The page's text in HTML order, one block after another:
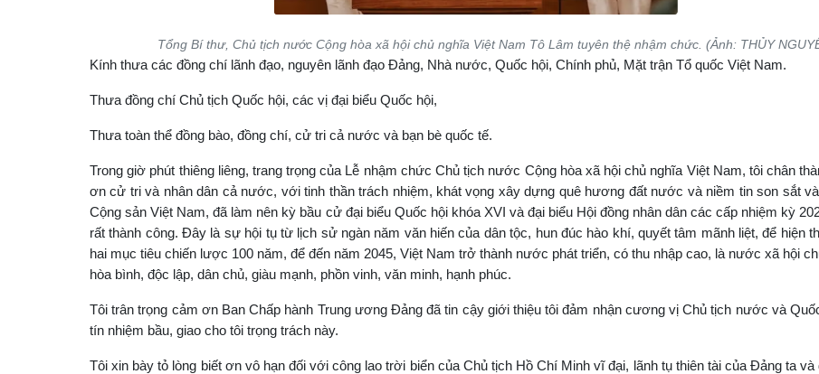
Tổng Bí thư, Chủ tịch nước Cộng hòa xã hội chủ nghĩa Việt Nam Tô Lâm tuyên thệ nhậm chức. (Ảnh: THỦY
Kính thưa các đồng chí lãnh đạo, nguyên lãnh đạo Đảng, Nhà nước, Quốc hội, Chính phủ, Mặt trận Tổ quốc Việt Nam.
Thưa đồng chí Chủ tịch Quốc hội, các vị đại biểu Quốc hội,
Thưa toàn thể đồng bào, đồng chí, cử tri cả nước và bạn bè quốc tế.
Trong giờ phút thiêng liêng, trang trọng của Lễ nhậm chức Chủ tịch nước Cộng hòa xã hội chủ nghĩa Việt Nam, tôi chân
ơn cử tri và nhân dân cả nước, với tinh thần trách nhiệm, khát vọng xây dựng quê hương đất nước và niềm tin son sắt
Cộng sản Việt Nam, đã làm nên kỳ bầu cử đại biểu Quốc hội khóa XVI và đại biểu Hội đồng nhân dân các cấp nhiệm kỳ
rất thành công. Đây là sự hội tụ từ lịch sử ngàn năm văn hiến của dân tộc, hun đúc hào khí, quyết tâm mãnh liệt, để hiện
hai mục tiêu chiến lược 100 năm, để đến năm 2045, Việt Nam trở thành nước phát triển, có thu nhập cao, là nước xã hội
hòa bình, độc lập, dân chủ, giàu mạnh, phồn vinh, văn minh, hạnh phúc.
Tôi trân trọng cảm ơn Ban Chấp hành Trung ương Đảng đã tin cậy giới thiệu tôi đảm nhận cương vị Chủ tịch nước và
tín nhiệm bầu, giao cho tôi trọng trách này.
Tôi xin bày tỏ lòng biết ơn vô hạn đối với công lao trời biển của Chủ tịch Hồ Chí Minh vĩ đại, lãnh tụ thiên tài của Đảng ta và